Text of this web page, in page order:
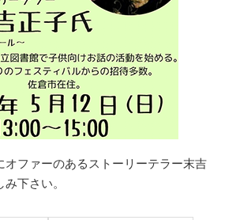
オファーのあるストーリーテラー末吉
下さい。